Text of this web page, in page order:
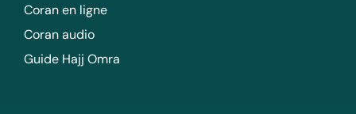
Coran en ligne
Coran audio
Guide Hajj Omra